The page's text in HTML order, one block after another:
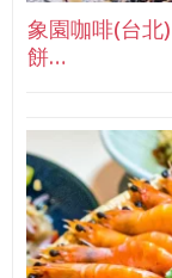
象園咖啡(台
餅…